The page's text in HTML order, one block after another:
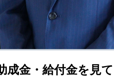
成金・給付金を見